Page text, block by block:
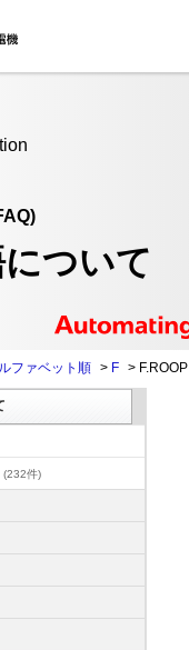
ついて
ファベット順 > F > F.ROOP
(232件)